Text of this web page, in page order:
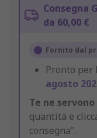
Consegna
da 60,00 €
Fornito dal
Pronto per
agosto
Te ne
quantità e
consegna".